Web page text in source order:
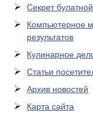
Секрет
Компьютерное
результатов
Кулинарное
Статьи
Архив новостей
Карта сайта